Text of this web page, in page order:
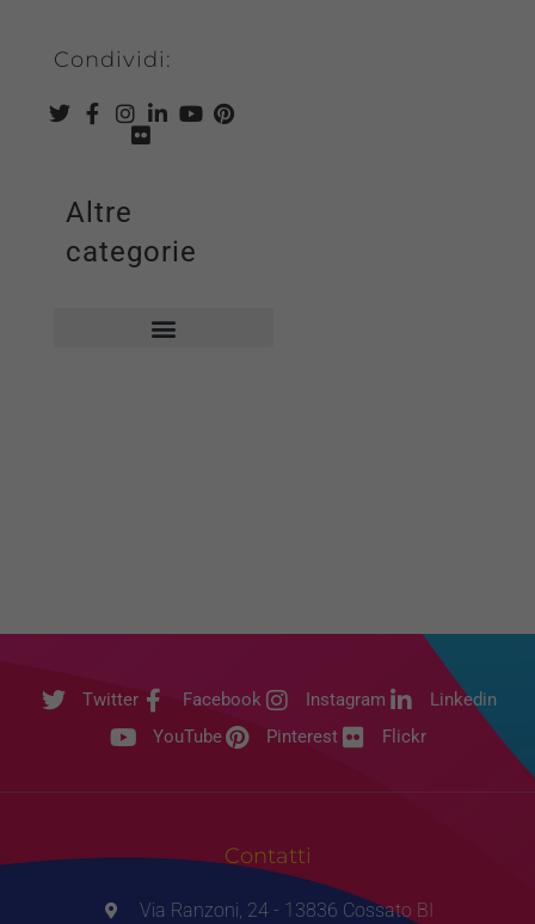
Condividi:
Altre
categorie
Twitter Facebook Instagram
Linkedin
YouTube
Pinterest Flickr
Contatti
Via Ranzoni, 24 - 13836 Cossato BI